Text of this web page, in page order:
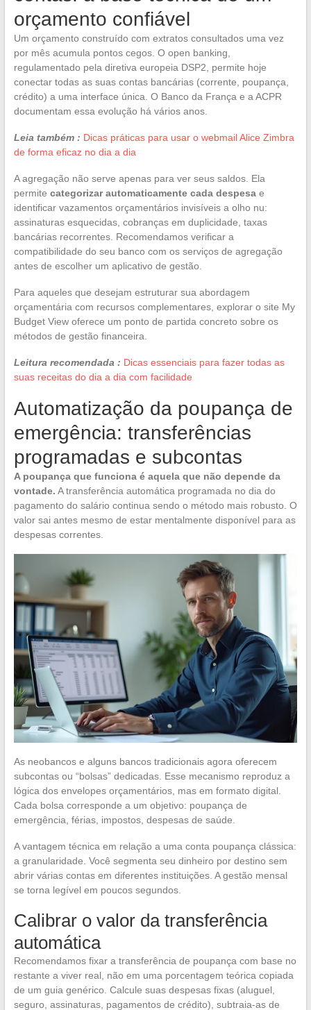
orçamento confiável
Um orçamento construído com extratos consultados uma vez
por mês acumula pontos cegos. O open banking,
regulamentado pela diretiva europeia DSP2, permite hoje
conectar todas as suas contas bancárias (corrente, poupança,
crédito) a uma interface única. O Banco da França e a ACPR
documentam essa evolução há vários anos.
Leia também : Dicas práticas para usar o webmail Alice Zimbra
de forma eficaz no dia a dia
A agregação não serve apenas para ver seus saldos. Ela
permite categorizar automaticamente cada despesae
identificar vazamentos orçamentários invisíveis a olho nu:
assinaturas esquecidas, cobranças em duplicidade, taxas
bancárias recorrentes. Recomendamos verificar a
compatibilidade do seu banco com os serviços de agregação
antes de escolher um aplicativo de gestão.
Para aqueles que desejam estruturar sua abordagem
orçamentária com recursos complementares, explorar o site My
Budget View oferece um ponto de partida concreto sobre os
métodos de gestão financeira.
Leitura recomendada : Dicas essenciais para fazer todas as
suas receitas do dia a dia com facilidade
Automatização da poupança de
emergência: transferências
programadas e subcontas
A poupança que funciona é aquela que não depende da
vontade. A transferência automática programada no dia do
pagamento do salário continua sendo o método mais robusto. O
valor sai antes mesmo de estar mentalmente disponível para as
despesas correntes.
As neobancos e alguns bancos tradicionais agora oferecem
subcontas ou “bolsas” dedicadas. Esse mecanismo reproduz a
lógica dos envelopes orçamentários, mas em formato digital.
Cada bolsa corresponde a um objetivo: poupança de
emergência, férias, impostos, despesas de saúde.
A vantagem técnica em relação a uma conta poupança clássica:
a granularidade. Você segmenta seu dinheiro por destino sem
abrir várias contas em diferentes instituições. A gestão mensal
se torna legível em poucos segundos.
Calibrar o valor da transferência
automática
Recomendamos fixar a transferência de poupança com base no
restante a viver real, não em uma porcentagem teórica copiada
de um guia genérico. Calcule suas despesas fixas (aluguel,
seguro, assinaturas, pagamentos de crédito), subtraia-as de